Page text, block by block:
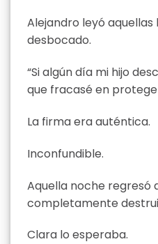
Alejandro leyó
desbocado.
“Si algún día mi hijo
que fracasé en
La firma era auténtica.
Inconfundible.
Aquella noche regresó
completamente
Clara lo esperaba.